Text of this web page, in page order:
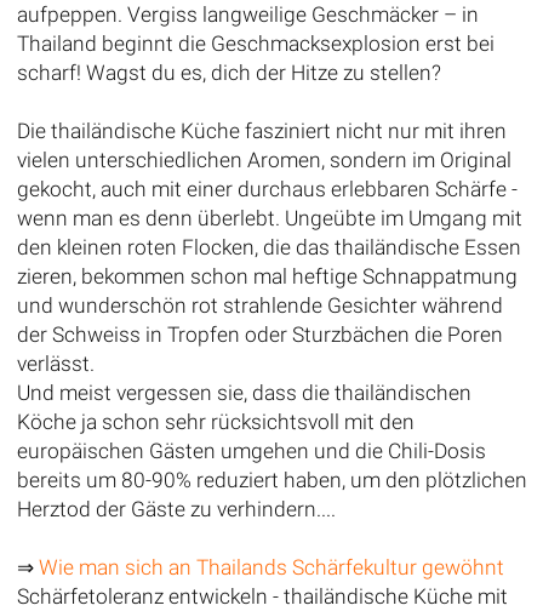
aufpeppen. Vergiss langweilige Geschmäcker – in
Thailand beginnt die Geschmacksexplosion erst bei
scharf! Wagst du es, dich der Hitze zu stellen?
Die thailändische Küche fasziniert nicht nur mit ihren
vielen unterschiedlichen Aromen, sondern im Original
gekocht, auch mit einer durchaus erlebbaren Schärfe -
wenn man es denn überlebt. Ungeübte im Umgang mit
den kleinen roten Flocken, die das thailändische Essen
zieren, bekommen schon mal heftige Schnappatmung
und wunderschön rot strahlende Gesichter während
der Schweiss in Tropfen oder Sturzbächen die Poren
verlässt.
Und meist vergessen sie, dass die thailändischen
Köche ja schon sehr rücksichtsvoll mit den
europäischen Gästen umgehen und die Chili-Dosis
bereits um 80-90% reduziert haben, um den plötzlichen
Herztod der Gäste zu verhindern....
⇒ Wie man sich an Thailands Schärfekultur gewöhnt
Schärfetoleranz entwickeln - thailändische Küche mit